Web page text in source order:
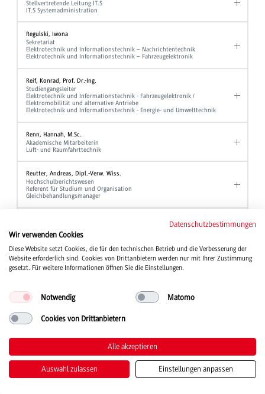
Stellvertretende Leitung IT.S
IT.S Systemadministration
Regulski, Iwona
Sekretariat
Elektrotechnik und Informationstechnik – Nachrichtentechnik
Elektrotechnik und Informationstechnik – Fahrzeugelektronik
Reif, Konrad, Prof. Dr.-Ing.
Studiengangsleiter
Elektrotechnik und Informationstechnik - Fahrzeugelektronik /
Elektromobilität und alternative Antriebe
Elektrotechnik und Informationstechnik - Energie- und Umwelttechnik
Renn, Hannah, M.Sc.
Akademische Mitarbeiterin
Luft- und Raumfahrttechnik
Reutter, Andreas, Dipl.-Verw. Wiss.
Hochschulberichtswesen
Referent für Studium und Organisation
Gleichbehandlungsmanager
Elektrotechnik und Informationstechnik
Rief, Manfred, Dipl.-Ing. (FH)
Laboringenieur
Rieger, Bernd, Prof. Dr.
BWL - Bank und BWL - Finanzdienstleistungen
Riegger, Chiara
BWL - International Business I
Datenschutzbestimmungen
Wir verwenden Cookies
Diese Website setzt Cookies, die für den technischen Betrieb und die Verbesserung der
Website erforderlich sind. Cookies von Drittanbietern werden nur mit Ihrer Zustimmung
gesetzt. Für weitere Informationen öffnen Sie die Einstellungen.
Notwendig Matomo
Cookies von Drittanbietern
Alle akzeptieren
Auswahl zulassen Einstellungen anpassen